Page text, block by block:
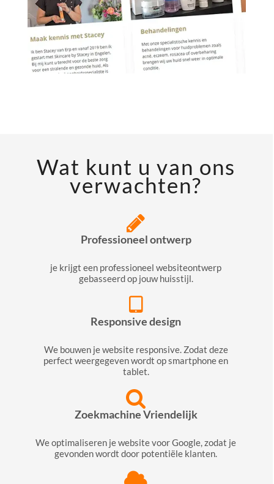
Wat kunt u van ons
verwachten?
Professioneel ontwerp
je krijgt een professioneel websiteontwerp
gebasseerd op jouw huisstijl.
Responsive design
We bouwen je website responsive. Zodat deze
perfect weergegeven wordt op smartphone en
tablet.
Zoekmachine Vriendelijk
We optimaliseren je website voor Google, zodat je
gevonden wordt door potentiële klanten.